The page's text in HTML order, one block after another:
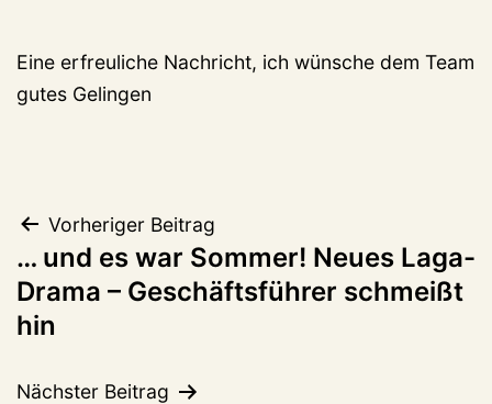
Eine erfreuliche Nachricht, ich wünsche dem Team
gutes Gelingen
Beitragsnavigation
Vorheriger Beitrag
… und es war Sommer! Neues Laga-
Drama – Geschäftsführer schmeißt
hin
Nächster Beitrag